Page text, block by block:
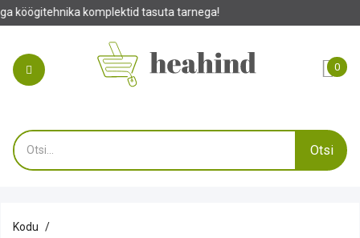
tasuta tarnega!
0
Otsi
Kodu